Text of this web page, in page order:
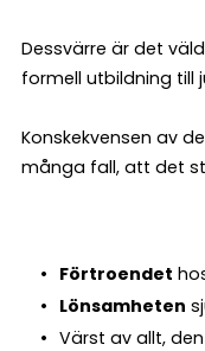
Dessvärre är det
formell utbildning till
Konskekvensen av
många fall, att det
Förtroendet
Lönsamheten
Värst av allt,